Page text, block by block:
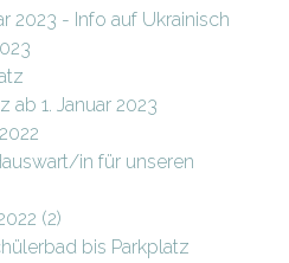
2023 - Info auf Ukrainisch
ab 1. Januar 2023
in für unseren
(2)
bis Parkplatz